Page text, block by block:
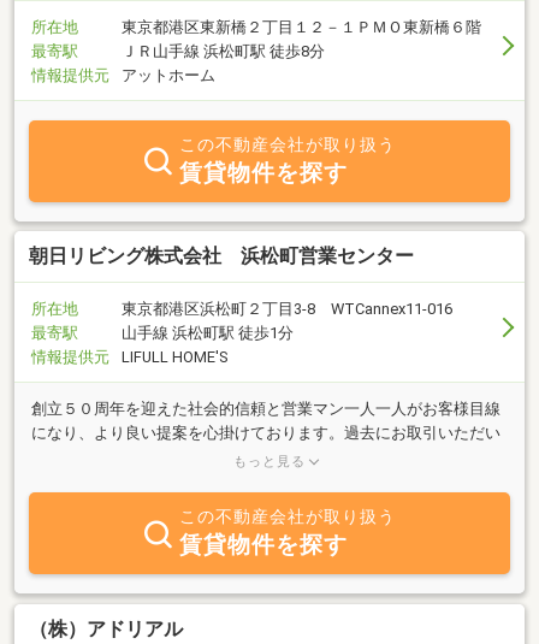
所在地
東京都港区東新橋２丁目１２－１ＰＭＯ東新橋６階
最寄駅
ＪＲ山手線 浜松町駅 徒歩8分
情報提供元
アットホーム
この不動産会社が取り扱う
賃貸物件を探す
朝日リビング株式会社 浜松町営業センター
所在地
東京都港区浜松町２丁目3-8 WTCannex11-016
最寄駅
山手線 浜松町駅 徒歩1分
情報提供元
LIFULL HOME'S
創立５０周年を迎えた社会的信頼と営業マン一人一人がお客様目線
になり、より良い提案を心掛けております。過去にお取引いただい
たお客様は、ほとんどの方がリピーター！浜松町駅直結ビル内の営
もっと見る
この不動産会社が取り扱う
賃貸物件を探す
（株）アドリアル